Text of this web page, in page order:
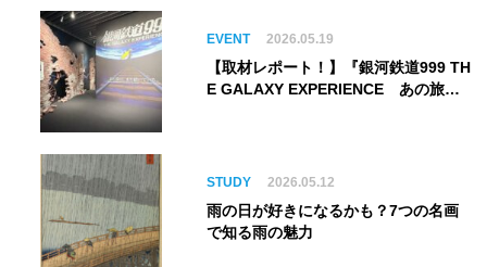
EVENT 2026.05.19
【取材レポート！】『銀河鉄道999 TH
E GALAXY EXPERIENCE あの旅
ム】
STUDY 2026.05.12
雨の日が好きになるかも？7つの名画
で知る雨の魅力